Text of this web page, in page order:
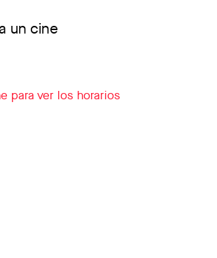
Cambiar cine
un cine
para ver los horarios